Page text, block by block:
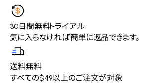
30日間無料トライアル
気に入らなければ簡単に返品できます。
送料無料
すべての$49以上のご注文が対象